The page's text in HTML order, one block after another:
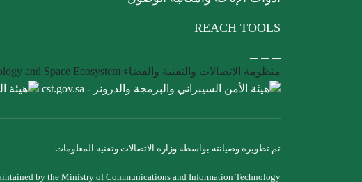
REACH TOOLS
منظومة الاتصالات والتقنية والفضاء and Space Ecosystem
تم تطويره وصيانته بواسطة وزارة الاتصالات وتقنية المعلومات
by the Ministry of Communications and Information Technology